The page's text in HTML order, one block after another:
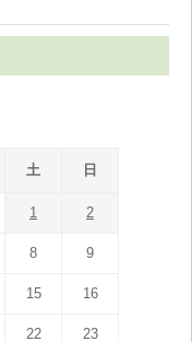
土 日
1 2
8 9
15 16
22 23